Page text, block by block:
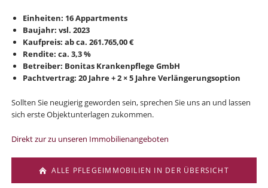
Einheiten: 16 Appartments
Baujahr: vsl. 2023
Kaufpreis: ab ca. 261.765,00 €
Rendite: ca. 3,3 %
Betreiber: Bonitas Krankenpflege GmbH
Pachtvertrag: 20 Jahre + 2 × 5 Jahre Verlängerungsoption
Sollten Sie neugierig geworden sein, sprechen Sie uns an und lassen
sich erste Objektunterlagen zukommen.
Direkt zur zu unseren Immobilienangeboten
ALLE PFLEGEIMMOBILIEN IN DER ÜBERSICHT